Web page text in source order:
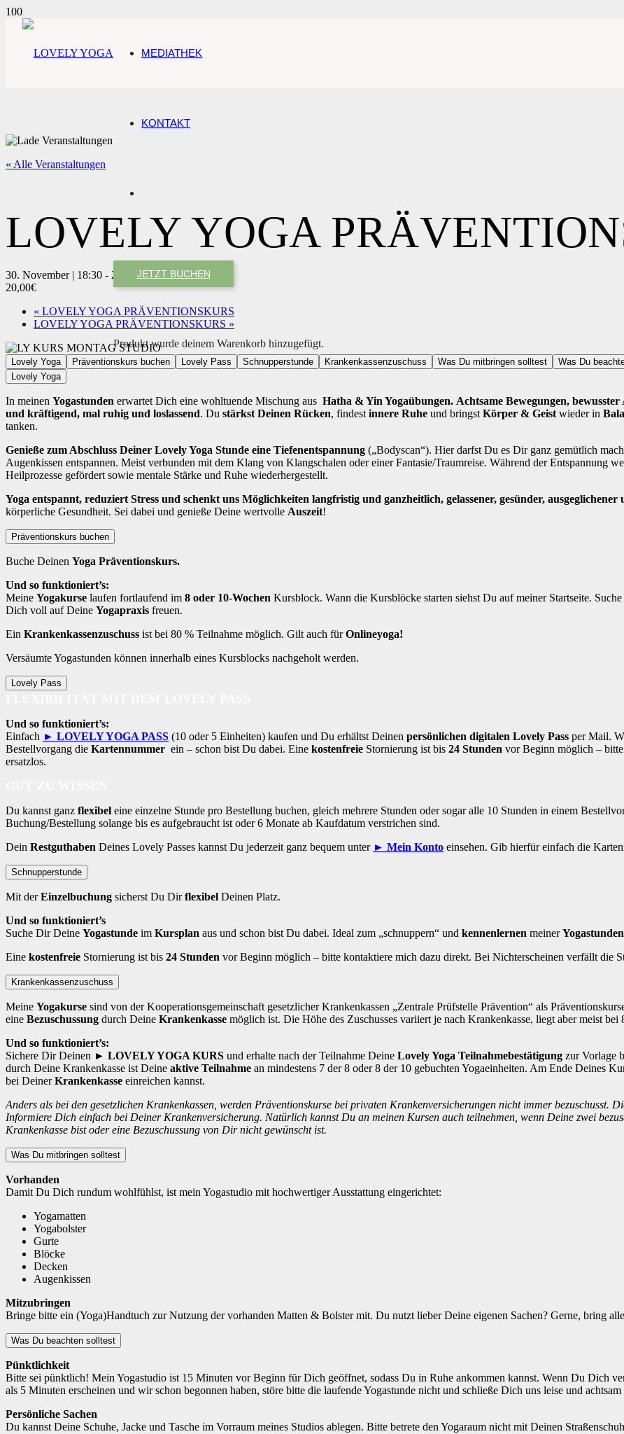
MEDIATHEK
KONTAKT
JETZT BUCHEN
Produktwurde deinem Warenkorb hinzugefügt.
« Alle Veranstaltungen
LOVELY YOGA
30. November | 18:30 - 20:00
20,00€
« LOVELY YOGA PRÄVENTIONSKURS
LOVELY YOGA PRÄVENTIONSKURS »
Lovely Yoga Präventionskurs buchen Lovely Pass Schnupperstunde Krankenkassenzuschuss Was Du mitbringen solltest
Was Du
Lovely Yoga
In meinen Yogastunden erwartet Dich eine wohltuende Mischung aus Hatha & Yin Yogaübungen. Achtsame Bewegungen,
und kräftigend, mal ruhig und loslassend. Du stärkst Deinen Rücken, findest innere Ruhe und bringst Körper & Geist wieder in
tanken.
Genieße zum Abschluss Deiner Lovely Yoga Stunde eine Tiefenentspannung („Bodyscan“). Hier darfst Du es Dir ganz gemütlich
Augenkissen entspannen. Meist verbunden mit dem Klang von Klangschalen oder einer Fantasie/Traumreise. Während der Entspannung
Heilprozesse gefördert sowie mentale Stärke und Ruhe wiederhergestellt.
Yoga entspannt, reduziert Stress und schenkt uns Möglichkeiten langfristig und ganzheitlich, gelassener, gesünder, ausgeglichener
körperliche Gesundheit. Sei dabei und genieße Deine wertvolle Auszeit!
Präventionskurs buchen
Buche Deinen Yoga Präventionskurs.
Und so funktioniert’s:
Meine Yogakurse laufen fortlaufend im 8 oder 10-Wochen Kursblock. Wann die Kursblöcke starten siehst Du auf meiner Startseite.
Dich voll auf Deine Yogapraxis freuen.
Ein Krankenkassenzuschuss ist bei 80 % Teilnahme möglich. Gilt auch fürOnlineyoga!
Versäumte Yogastunden können innerhalb eines Kursblocks nachgeholt werden.
Lovely Pass
Und so funktioniert’s:
Einfach ► LOVELY YOGA PASS (10 oder 5 Einheiten) kaufen und Du erhältst Deinen persönlichen digitalen Lovely Pass per Mail.
Bestellvorgang die Kartennummer ein – schon bist Du dabei. Eine kostenfreie Stornierung ist bis 24 Stunden vor Beginn möglich –
ersatzlos.
Du kannst ganz flexibel eine einzelne Stunde pro Bestellung buchen, gleich mehrere Stunden oder sogar alle 10 Stunden in einem
Buchung/Bestellung solange bis es aufgebraucht ist oder 6 Monate ab Kaufdatum verstrichen sind.
Dein Restguthaben Deines Lovely Passes kannst Du jederzeit ganz bequem unter ► Mein Konto einsehen. Gib hierfür einfach die
Schnupperstunde
Mit derEinzelbuchung sicherst Du Dirflexibel Deinen Platz.
Und so funktioniert’s
Suche Dir Deine Yogastunde im Kursplan aus und schon bist Du dabei. Ideal zum „schnuppern“ und kennenlernen meinerYogastunden
Eine kostenfreie Stornierung ist bis 24 Stunden vor Beginn möglich – bitte kontaktiere mich dazu direkt. Bei Nichterscheinen verfällt die
Krankenkassenzuschuss
Meine Yogakurse sind von der Kooperationsgemeinschaft gesetzlicher Krankenkassen „Zentrale Prüfstelle Prävention“ als
eine Bezuschussung durch Deine Krankenkasse möglich ist. Die Höhe des Zuschusses variiert je nach Krankenkasse, liegt aber meist
Und so funktioniert’s:
Sichere Dir Deinen ► LOVELY YOGA KURS und erhalte nach der Teilnahme Deine Lovely Yoga Teilnahmebestätigung zur Vorlage
durch Deine Krankenkasse ist Deine aktive Teilnahme an mindestens 7 der 8 oder 8 der 10 gebuchten Yogaeinheiten. Am Ende Deines
bei DeinerKrankenkasse einreichen kannst.
Anders als bei den gesetzlichen Krankenkassen, werden Präventionskurse bei privaten Krankenversicherungen nicht immer bezuschusst.
Informiere Dich einfach bei Deiner Krankenversicherung. Natürlich kannst Du an meinen Kursen auch teilnehmen, wenn Deine zwei
Krankenkasse bist oder eine Bezuschussung von Dir nicht gewünscht ist.
Was Du mitbringen solltest
Vorhanden
Damit Du Dich rundum wohlfühlst, ist mein Yogastudio mit hochwertiger Ausstattung eingerichtet:
Yogamatten
Yogabolster
Gurte
Blöcke
Decken
Augenkissen
Mitzubringen
Bringe bitte ein (Yoga)Handtuch zur Nutzung der vorhanden Matten & Bolster mit. Du nutzt lieber Deine eigenen Sachen? Gerne, bring
Was Du beachten solltest
Pünktlichkeit
Bitte sei pünktlich! Mein Yogastudio ist 15 Minuten vor Beginn für Dich geöffnet, sodass Du in Ruhe ankommen kannst. Wenn Du Dich
als 5 Minuten erscheinen und wir schon begonnen haben, störe bitte die laufende Yogastunde nicht und schließe Dich uns leise und achtsam
Persönliche Sachen
Du kannst Deine Schuhe, Jacke und Tasche im Vorraum meines Studios ablegen. Bitte betrete den Yogaraum nicht mit Deinen